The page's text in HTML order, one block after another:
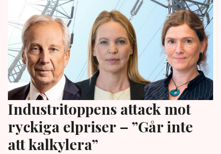
Industritoppens attack mot
ryckiga elpriser – ”Går inte
att kalkylera”